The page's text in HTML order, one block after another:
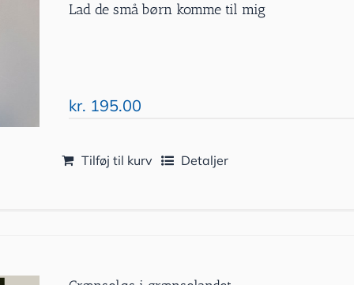
Lad de små børn komme til mig
kr. 195.00
Tilføj til kurv Detaljer